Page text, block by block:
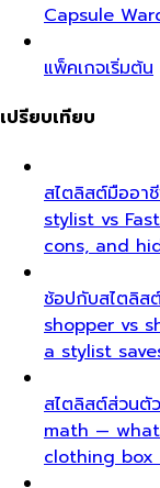
Capsule
แพ็คเกจเริ่มต้น
เปรียบเทียบ
สไตลิสต์มืออา
stylist vs
cons, and
ช้อปกับสไตลิส
shopper vs
a stylist
สไตลิสต์ส่วนตั
math —
clothing box